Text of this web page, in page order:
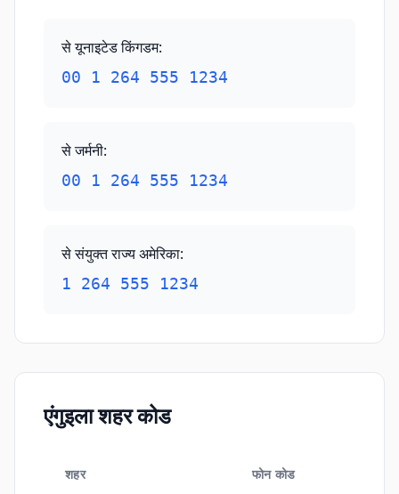
से यूनाइटेड किंगडम:
00 1 264 555 1234
से जर्मनी:
00 1 264 555 1234
से संयुक्त राज्य अमेरिका:
1 264 555 1234
एंगुइला शहर कोड
शहर फोन कोड